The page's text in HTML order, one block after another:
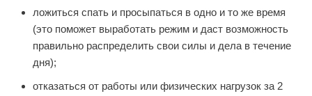
ложиться спать и просыпаться в одно и то же время
(это поможет выработать режим и даст возможность
правильно распределить свои силы и дела в течение
дня);
отказаться от работы или физических нагрузок за 2